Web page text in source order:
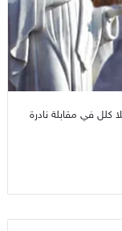
كلل في مقابلة نادرة